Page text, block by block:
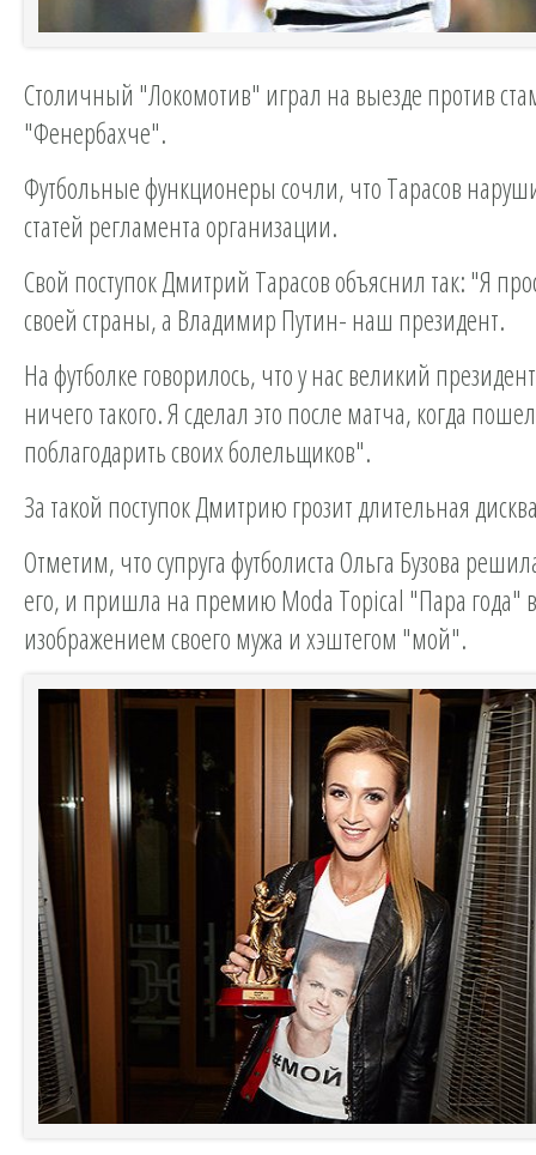
Столичный "Локомотив" играл на выезде против
"Фенербахче".
Футбольные функционеры сочли, что Тарасов
статей регламента организации.
Свой поступок Дмитрий Тарасов объяснил так: "Я
своей страны, а Владимир Путин- наш президент.
На футболке говорилось, что у нас великий
ничего такого. Я сделал это после матча, когда пошел
поблагодарить своих болельщиков".
За такой поступок Дмитрию грозит длительная
Отметим, что супруга футболиста Ольга Бузова
его, и пришла на премию Moda Topical "Пара года" в
изображением своего мужа и хэштегом "мой".